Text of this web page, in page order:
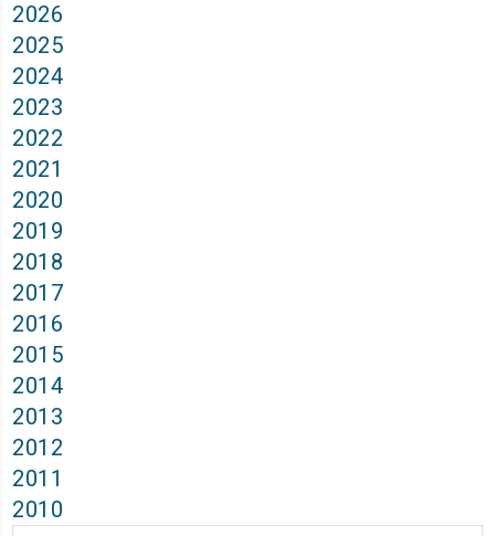
2026
2025
2024
2023
2022
2021
2020
2019
2018
2017
2016
2015
2014
2013
2012
2011
2010